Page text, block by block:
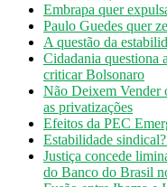
Embrapa quer
Paulo Guedes quer
A questão da
Cidadania questiona
criticar Bolsonaro
Não Deixem Vender
as privatizações
Efeitos da PEC
Estabilidade
Justiça concede
do Banco do Brasil